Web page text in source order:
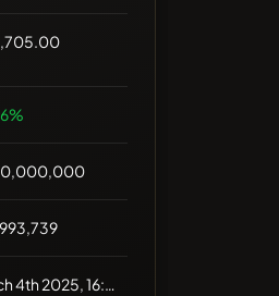
March 4th 2025, 16:29